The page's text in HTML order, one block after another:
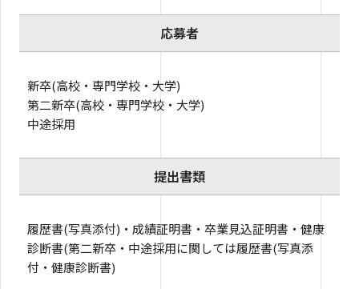
応募者
新卒(高校・専門学校・大学)
第二新卒(高校・専門学校・大学)
中途採用
提出書類
履歴書(写真添付)・成績証明書・卒業見込証明書・健康
診断書(第二新卒・中途採用に関しては履歴書(写真添
付・健康診断書)